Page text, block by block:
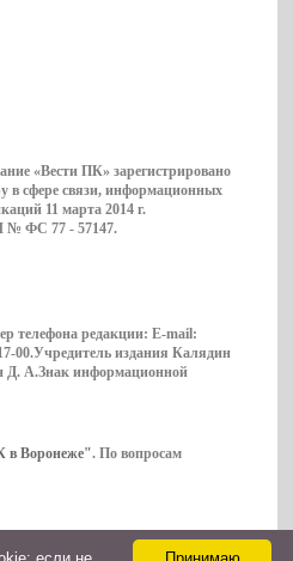
«Вести ПК» зарегистрировано
в сфере связи, информационных
11 марта 2014 г.
№ ФС 77 - 57147.
телефона редакции: E-mail:
00.Учредитель издания Калядин
Д. А.Знак информационной
в Воронеже". По вопросам